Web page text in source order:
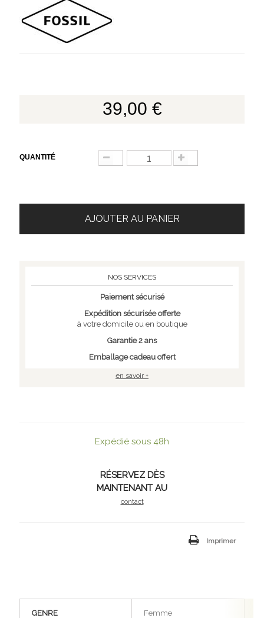
39,00 €
QUANTITÉ
AJOUTER AU PANIER
NOS SERVICES
Paiement sécurisé
Expédition sécurisée offerte
à votre domicile ou en boutique
Garantie 2 ans
Emballage cadeau offert
en savoir +
Expédié sous 48h
RÉSERVEZ DÈS
MAINTENANT AU
contact
Imprimer
GENRE Femme